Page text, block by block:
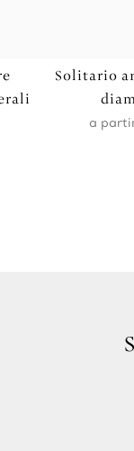
Solitario
a